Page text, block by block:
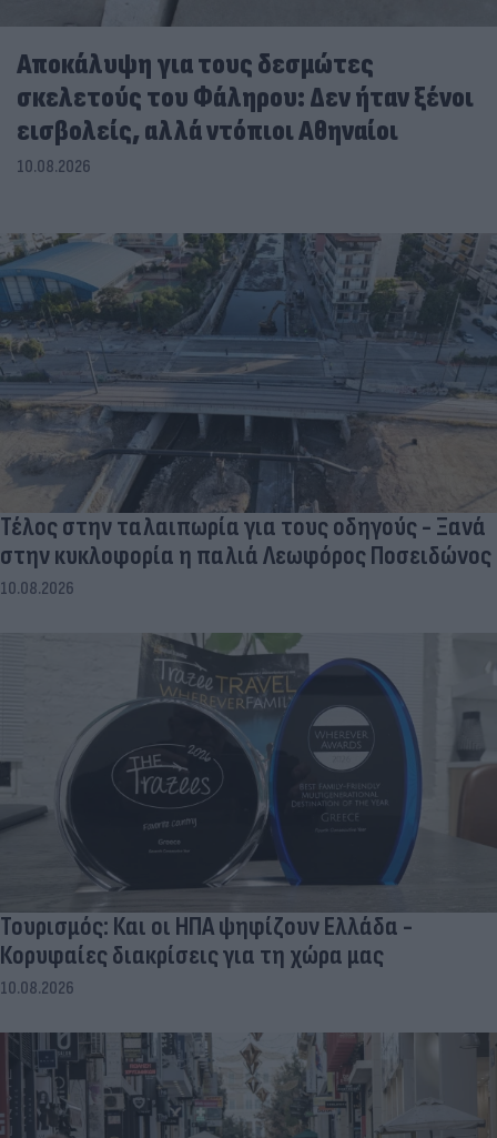
Αποκάλυψη για τους δεσμώτες
σκελετούς του Φάληρου: Δεν ήταν ξένοι
εισβολείς, αλλά ντόπιοι Αθηναίοι
10.08.2026
Τέλος στην ταλαιπωρία για τους οδηγούς - Ξανά
στην κυκλοφορία η παλιά Λεωφόρος Ποσειδώνος
10.08.2026
Τουρισμός: Και οι ΗΠΑ ψηφίζουν Ελλάδα -
Κορυφαίες διακρίσεις για τη χώρα μας
10.08.2026